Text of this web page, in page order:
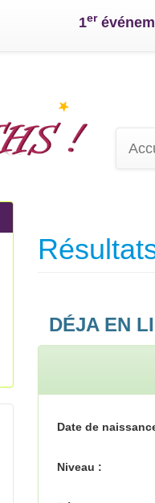
1er
DÉJA EN
Date de
Niveau :